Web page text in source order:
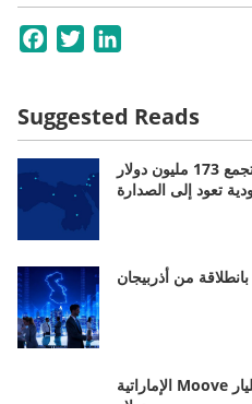
Facebook
Twitter
Suggested Reads
شركات الشرق الأوسط الناشئة تجمع 173 مليون دولار
من أذربيجان
الإماراتية Moove تجمع 250 مليون دولار بتقييم 2.1 مليار